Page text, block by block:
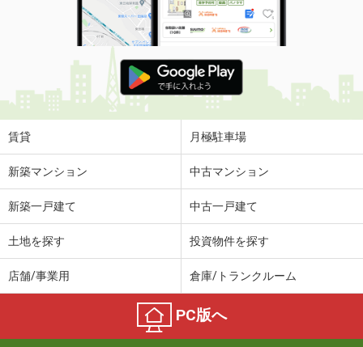
賃貸 月極駐車場
新築マンション 中古マンション
新築一戸建て 中古一戸建て
土地を探す 投資物件を探す
店舗/事業用 倉庫/トランクルーム
PC版へ